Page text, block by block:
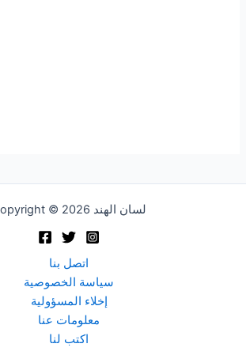
Copyright © 2026 لسان الهند
اتصل بنا
سياسة الخصوصية
إخلاء المسؤولية
معلومات عنا
اكتب لنا